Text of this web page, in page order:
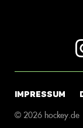
IMPRESSUM
© 2026 hockey.de